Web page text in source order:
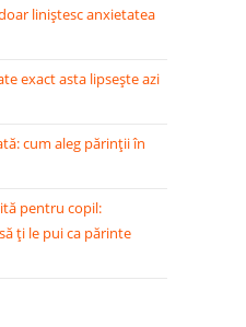
liniștesc anxietatea
exact asta lipsește azi
cum aleg părinții în
pentru copil:
ți le pui ca părinte